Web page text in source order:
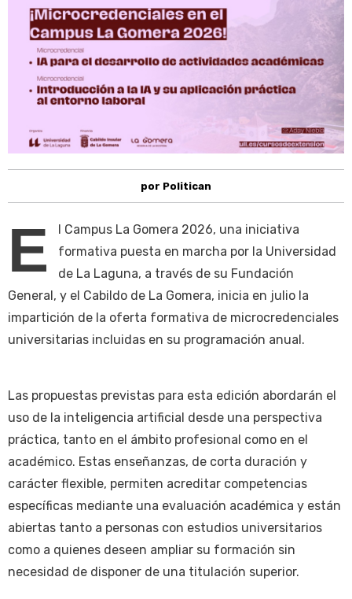
por Politican
E
l Campus La Gomera 2026, una iniciativa
formativa puesta en marcha por la Universidad
de La Laguna, a través de su Fundación
General, y el Cabildo de La Gomera, inicia en julio la
impartición de la oferta formativa de microcredenciales
universitarias incluidas en su programación anual.
Las propuestas previstas para esta edición abordarán el
uso de la inteligencia artificial desde una perspectiva
práctica, tanto en el ámbito profesional como en el
académico. Estas enseñanzas, de corta duración y
carácter flexible, permiten acreditar competencias
específicas mediante una evaluación académica y están
abiertas tanto a personas con estudios universitarios
como a quienes deseen ampliar su formación sin
necesidad de disponer de una titulación superior.